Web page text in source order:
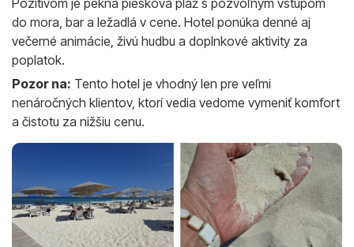
do mora, bar a ležadlá v cene. Hotel ponúka denné aj
večerné animácie, živú hudbu a doplnkové aktivity za
poplatok.
Pozor na: Tento hotel je vhodný len pre veľmi
nenáročných klientov, ktorí vedia vedome vymeniť komfort
a čistotu za nižšiu cenu.